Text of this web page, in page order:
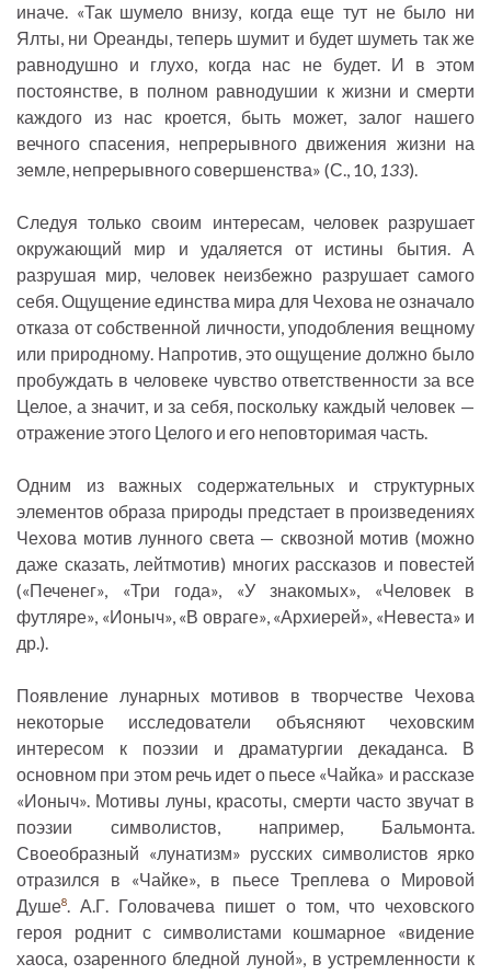
иначе. «Так шумело внизу, когда еще тут не было ни
Ялты, ни Ореанды, теперь шумит и будет шуметь так же
равнодушно и глухо, когда нас не будет. И в этом
постоянстве, в полном равнодушии к жизни и смерти
каждого из нас кроется, быть может, залог нашего
вечного спасения, непрерывного движения жизни на
земле, непрерывного совершенства» (С., 10, 133).
Следуя только своим интересам, человек разрушает
окружающий мир и удаляется от истины бытия. А
разрушая мир, человек неизбежно разрушает самого
себя. Ощущение единства мира для Чехова не означало
отказа от собственной личности, уподобления вещному
или природному. Напротив, это ощущение должно было
пробуждать в человеке чувство ответственности за все
Целое, а значит, и за себя, поскольку каждый человек —
отражение этого Целого и его неповторимая часть.
Одним из важных содержательных и структурных
элементов образа природы предстает в произведениях
Чехова мотив лунного света — сквозной мотив (можно
даже сказать, лейтмотив) многих рассказов и повестей
(«Печенег», «Три года», «У знакомых», «Человек в
футляре», «Ионыч», «В овраге», «Архиерей», «Невеста» и
др.).
Появление лунарных мотивов в творчестве Чехова
некоторые исследователи объясняют чеховским
интересом к поэзии и драматургии декаданса. В
основном при этом речь идет о пьесе «Чайка» и рассказе
«Ионыч». Мотивы луны, красоты, смерти часто звучат в
поэзии символистов, например, Бальмонта.
Своеобразный «лунатизм» русских символистов ярко
отразился в «Чайке», в пьесе Треплева о Мировой
Душе8. А.Г. Головачева пишет о том, что чеховского
героя роднит с символистами кошмарное «видение
хаоса, озаренного бледной луной», в устремленности к